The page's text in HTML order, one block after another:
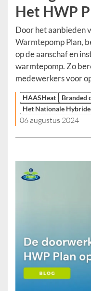
Het HWP
Door het aanbieden
Warmtepomp Plan,
op de aanschaf en
warmtepomp. Zo
medewerkers voor
HAASHeat Branded
Het Nationale
06 augustus 2024